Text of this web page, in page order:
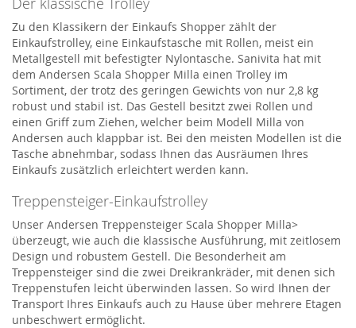
Zu den Klassikern der Einkaufs Shopper zählt der
Einkaufstrolley, eine Einkaufstasche mit Rollen, meist ein
Metallgestell mit befestigter Nylontasche. Sanivita hat mit
dem Andersen Scala Shopper Milla einen Trolley im
Sortiment, der trotz des geringen Gewichts von nur 2,8 kg
robust und stabil ist. Das Gestell besitzt zwei Rollen und
einen Griff zum Ziehen, welcher beim Modell Milla von
Andersen auch klappbar ist. Bei den meisten Modellen ist die
Tasche abnehmbar, sodass Ihnen das Ausräumen Ihres
Einkaufs zusätzlich erleichtert werden kann.
Treppensteiger-Einkaufstrolley
Unser Andersen Treppensteiger Scala Shopper Milla>
überzeugt, wie auch die klassische Ausführung, mit zeitlosem
Design und robustem Gestell. Die Besonderheit am
Treppensteiger sind die zwei Dreikrankräder, mit denen sich
Treppenstufen leicht überwinden lassen. So wird Ihnen der
Transport Ihres Einkaufs auch zu Hause über mehrere Etagen
unbeschwert ermöglicht.